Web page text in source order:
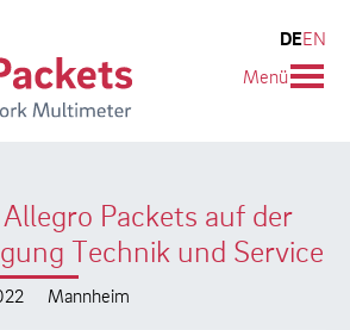
SUCHEN
DEEN
Menü
Packets auf der
Technik und Service
Mannheim